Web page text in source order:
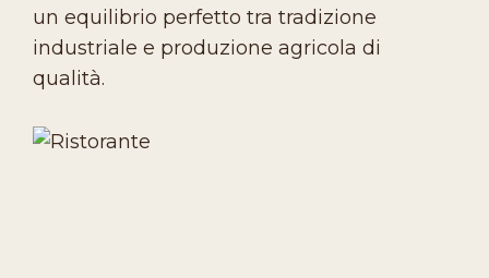
un equilibrio perfetto tra tradizione
industriale e produzione agricola di
qualità.